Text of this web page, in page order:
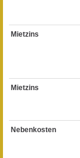
Mietzins
Mietzins
Nebenkosten